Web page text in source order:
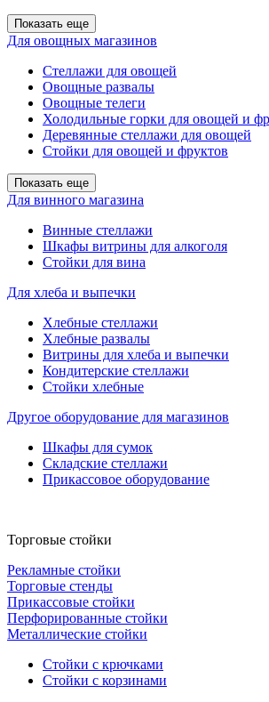
Показать еще
Для овощных магазинов
Стеллажи для овощей
Овощные развалы
Овощные телеги
Холодильные горки для овощей и
Деревянные стеллажи для овощей
Стойки для овощей и фруктов
Показать еще
Для винного магазина
Винные стеллажи
Шкафы витрины для алкоголя
Стойки для вина
Для хлеба и выпечки
Хлебные стеллажи
Хлебные развалы
Витрины для хлеба и выпечки
Кондитерские стеллажи
Стойки хлебные
Другое оборудование для магазинов
Шкафы для сумок
Складские стеллажи
Прикассовое оборудование
Торговые стойки
Рекламные стойки
Торговые стенды
Прикассовые стойки
Перфорированные стойки
Металлические стойки
Стойки с крючками
Стойки с корзинами